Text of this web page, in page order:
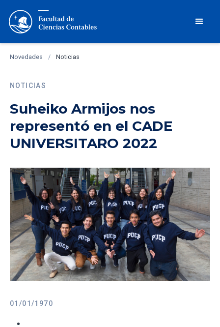
Novedades / Noticias
NOTICIAS
Suheiko Armijos nos
representó en el CADE
UNIVERSITARO 2022
01/01/1970